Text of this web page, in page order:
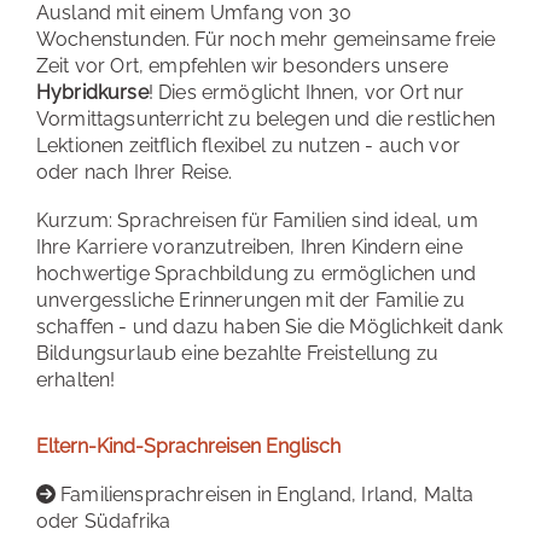
Ausland mit einem Umfang von 30
Wochenstunden. Für noch mehr gemeinsame freie
Zeit vor Ort, empfehlen wir besonders unsere
Hybridkurse! Dies ermöglicht Ihnen, vor Ort nur
Vormittagsunterricht zu belegen und die restlichen
Lektionen zeitflich flexibel zu nutzen - auch vor
oder nach Ihrer Reise.
Kurzum: Sprachreisen für Familien sind ideal, um
Ihre Karriere voranzutreiben, Ihren Kindern eine
hochwertige Sprachbildung zu ermöglichen und
unvergessliche Erinnerungen mit der Familie zu
schaffen - und dazu haben Sie die Möglichkeit dank
Bildungsurlaub eine bezahlte Freistellung zu
erhalten!
Eltern-Kind-Sprachreisen Englisch
Familiensprachreisen in England, Irland, Malta
oder Südafrika